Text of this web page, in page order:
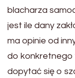
blacharza
jest ile dany
ma opinie od
do konkretnego
dopytać się o